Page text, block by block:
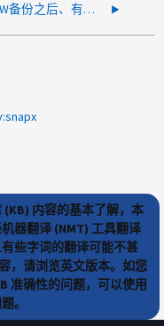
在SCW备份之后、有时不会在ONTAP中设置SnapLock的"超时时间"
内容的基本了解，本
器翻译 (NMT) 工具翻译
些字词的翻译可能不甚
，请浏览英文版本。如您
准确性的问题，可以使用
。